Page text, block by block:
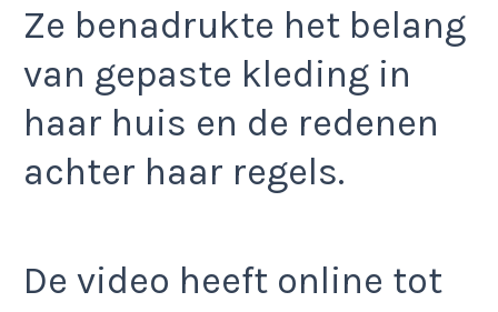
Ze benadrukte het belang
van gepaste kleding in
haar huis en de redenen
achter haar regels.​
De video heeft online tot